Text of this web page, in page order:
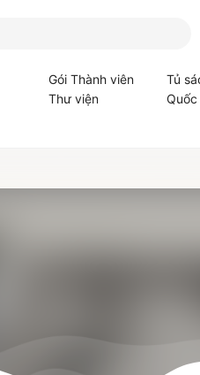
Gói Thành viên
Thư viện
Tủ
Quốc